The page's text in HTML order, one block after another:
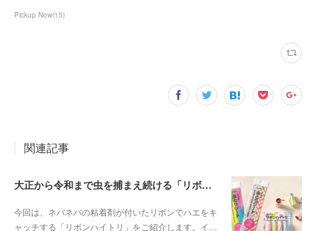
Pickup Now(15)
関連記事
大正から令和まで虫を捕まえ続ける「リボンハイトリ」
今回は、ネバネバの粘着剤が付いたリボンでハエをキ
ャッチする「リボンハイトリ」をご紹介します。イ…